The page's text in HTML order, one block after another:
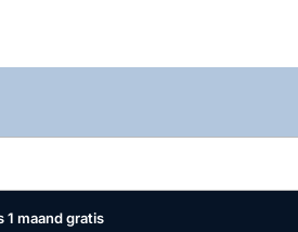
1 maand gratis